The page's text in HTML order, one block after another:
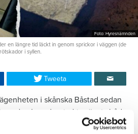
Foto: Hyresnämnden
en längre tid läckt in genom sprickor i väggen (de
i syllen.
Tweeta
i skånska Båstad sedan
sedan hans kontrakt prövats både